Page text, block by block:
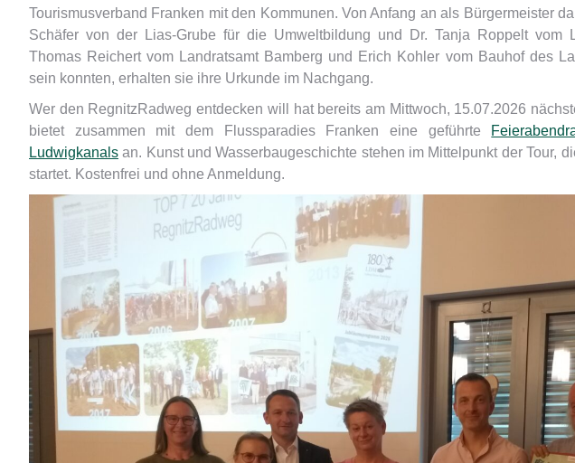
Tourismusverband Franken mit den Kommunen. Von Anfang an als Bürgermeister
Schäfer von der Lias-Grube für die Umweltbildung und Dr. Tanja Roppelt vom
Thomas Reichert vom Landratsamt Bamberg und Erich Kohler vom Bauhof des
sein konnten, erhalten sie ihre Urkunde im Nachgang.
Wer den RegnitzRadweg entdecken will hat bereits am Mittwoch, 15.07.2026
bietet zusammen mit dem Flussparadies Franken eine geführte
Ludwigkanals an. Kunst und Wasserbaugeschichte stehen im Mittelpunkt der Tour,
startet. Kostenfrei und ohne Anmeldung.